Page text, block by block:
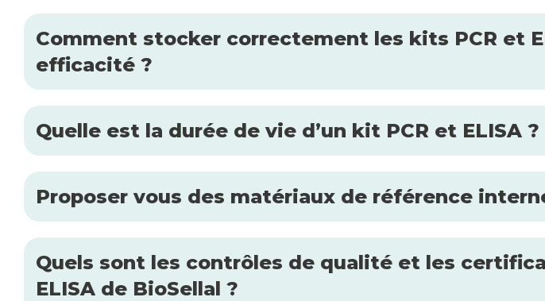
Comment stocker correctement les kits PCR et
efficacité ?
Quelle est la durée de vie d’un kit PCR et ELISA ?
Proposer vous des matériaux de référence
Quels sont les contrôles de qualité et les
ELISA de BioSellal ?